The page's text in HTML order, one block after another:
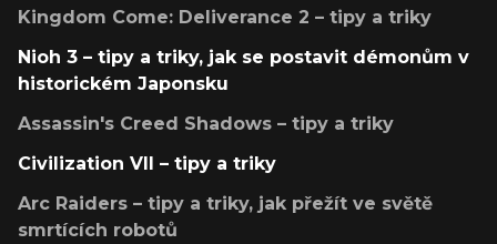
Kingdom Come: Deliverance 2 – tipy a triky
Nioh 3 – tipy a triky, jak se postavit démonům v
historickém Japonsku
Assassin's Creed Shadows – tipy a triky
Civilization VII – tipy a triky
Arc Raiders – tipy a triky, jak přežít ve světě
smrtících robotů